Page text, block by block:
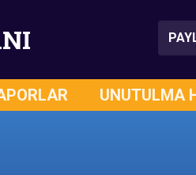
UNUTULMA